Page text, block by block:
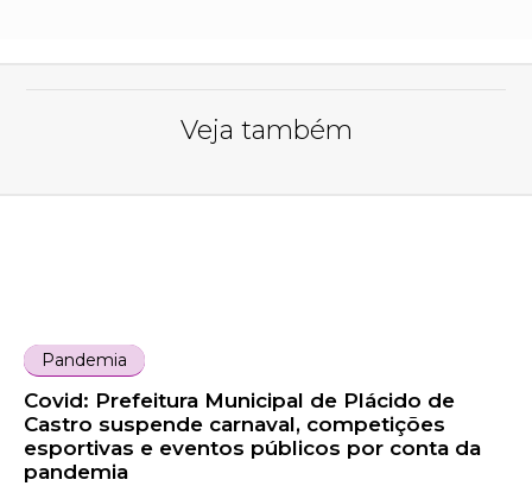
Veja também
Pandemia
Covid: Prefeitura Municipal de Plácido de
Castro suspende carnaval, competições
esportivas e eventos públicos por conta da
pandemia